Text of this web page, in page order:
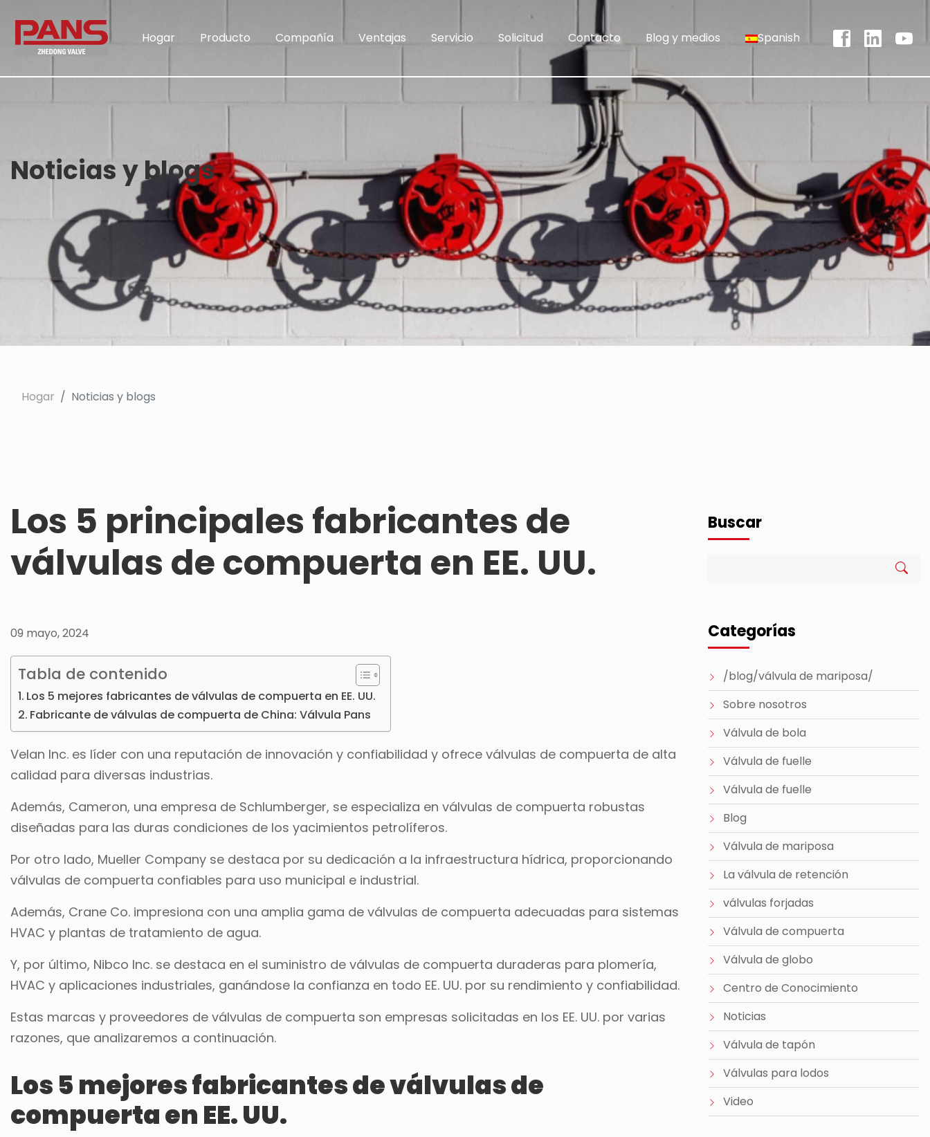
Hogar Producto Compañía Ventajas Servicio Solicitud Contacto Blog y medios Spanish
Noticias y blogs
Hogar Noticias y blogs
Los 5 principales fabricantes de
válvulas de compuerta en EE. UU.
09 mayo, 2024
Tabla de contenido
Los 5 mejores fabricantes de válvulas de compuerta en EE. UU.
Fabricante de válvulas de compuerta de China: Válvula Pans
Velan Inc. es líder con una reputación de innovación y confiabilidad y ofrece válvulas de compuerta de alta
calidad para diversas industrias.
Además, Cameron, una empresa de Schlumberger, se especializa en válvulas de compuerta robustas
diseñadas para las duras condiciones de los yacimientos petrolíferos.
Por otro lado, Mueller Company se destaca por su dedicación a la infraestructura hídrica, proporcionando
válvulas de compuerta confiables para uso municipal e industrial.
Además, Crane Co. impresiona con una amplia gama de válvulas de compuerta adecuadas para sistemas
HVAC y plantas de tratamiento de agua.
Y, por último, Nibco Inc. se destaca en el suministro de válvulas de compuerta duraderas para plomería,
HVAC y aplicaciones industriales, ganándose la confianza en todo EE. UU. por su rendimiento y confiabilidad.
Estas marcas y proveedores de válvulas de compuerta son empresas solicitadas en los EE. UU. por varias
razones, que analizaremos a continuación.
Los 5 mejores fabricantes de válvulas de
compuerta en EE. UU.
Buscar
Categorías
/blog/válvula de mariposa/
Sobre nosotros
Válvula de bola
Válvula de fuelle
Válvula de fuelle
Blog
Válvula de mariposa
La válvula de retención
válvulas forjadas
Válvula de compuerta
Válvula de globo
Centro de Conocimiento
Noticias
Válvula de tapón
Válvulas para lodos
Video